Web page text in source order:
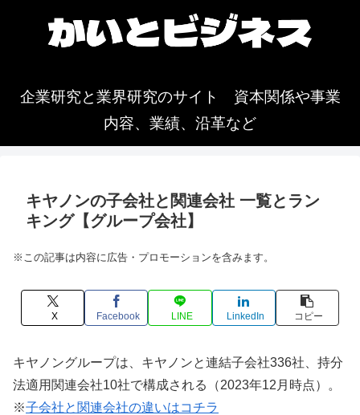
企業研究と業界研究のサイト 資本関係や事業
内容、業績、沿革など
キヤノンの子会社と関連会社 一覧とラン
キング【グループ会社】
※この記事は内容に広告・プロモーションを含みます。
X Facebook LINE LinkedIn コピー
キヤノングループは、キヤノンと連結子会社336社、持分
法適用関連会社10社で構成される（2023年12月時点）。
※子会社と関連会社の違いはコチラ